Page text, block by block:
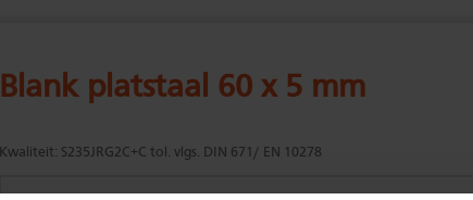
Blank platstaal 60 x 5 mm
Kwaliteit: S235JRG2C+C tol. vlgs. DIN 671/ EN 10278